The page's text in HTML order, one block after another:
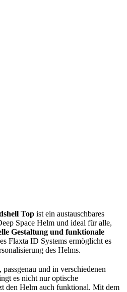
Top ist ein austauschbares
Space Helm und ideal für alle,
Gestaltung und funktionale
Flaxta ID Systems ermöglicht es
des Helms.
passgenau und in verschiedenen
es nicht nur optische
den Helm auch funktional. Mit dem